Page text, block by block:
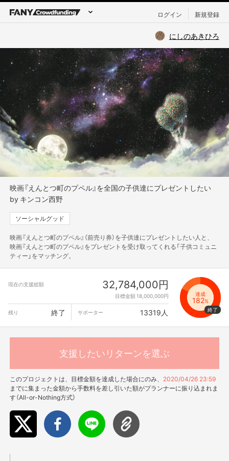
ログイン 新規登録
にしのあきひろ
映画『えんとつ町のプペル』を全国の子供達にプレゼントしたい
by キンコン西野
ソーシャルグッド
映画『えんとつ町のプペル』（前売り券）を子供達にプレゼントしたい人と、
映画『えんとつ町のプペル』をプレゼントを受け取ってくれる「子供コミュニ
ティー」をマッチング。
現在の支援総額 32,784,000円
目標金額 18,000,000円 達成
182%
残り
終了 サポーター 13319人
支援したいリターンを選ぶ
このプロジェクトは、目標金額を達成した場合にのみ、 2020/04/26 23:59
までに集まった金額から手数料を差し引いた額がプランナーに振り込まれま
す（All-or-Nothing方式）